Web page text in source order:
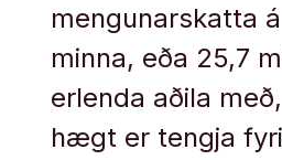
mengunarskatta
minna, eða 25,7
erlenda aðila
hægt er tengja